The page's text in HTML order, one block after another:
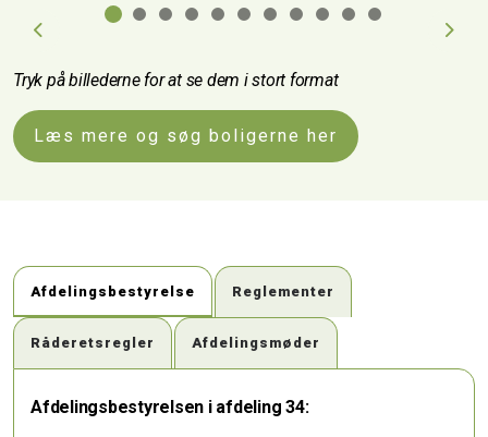
Previous
Next
Tryk på billederne for at se dem i stort format
Læs mere og søg boligerne her
Afdelingsbestyrelse Reglementer
Råderetsregler Afdelingsmøder
Afdelingsbestyrelsen i afdeling 34: